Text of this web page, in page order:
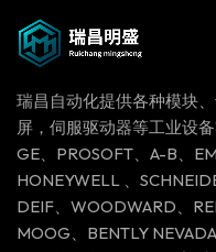
瑞昌自动化提供各种模块
屏，伺服驱动器等工业设
GE、PROSOFT、A-B、
HONEYWELL 、
DEIF、WOODWARD、
MOOG、BENTLY